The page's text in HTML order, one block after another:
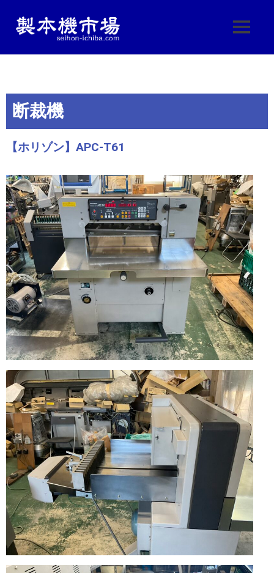
本
|
製
本
機
械
の
中
古
販
売
（製
本
機・
断
本
製
本
機
印
機
械
の
中
古
販
売
し
っ
か
り
と
し
た
メ
テ
ナ
ン
ス
で
お
届
け
致
し
ま
す。
断裁機
【ホリゾン】APC-T61